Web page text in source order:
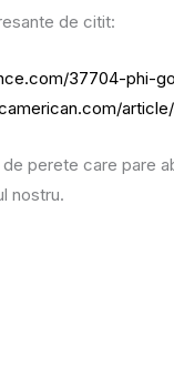
de citit:
37704-phi-
perete care pare
nostru.